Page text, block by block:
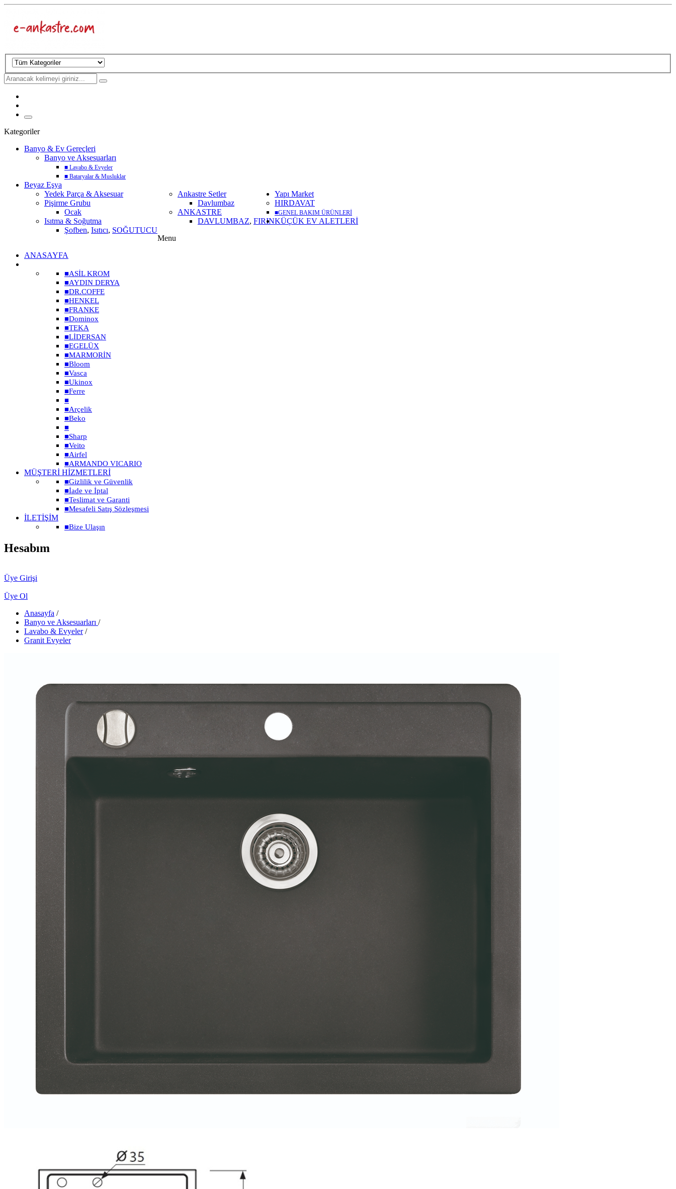
Kategoriler
Banyo & Ev Gereçleri
Banyo ve Aksesuarları
■ Lavabo & Evyeler
■ Bataryalar & Musluklar
Beyaz Eşya
Yedek Parça & Aksesuar
Pişirme Grubu
Ocak
Isıtma & Soğutma
Şofben, Isıtıcı, SOĞUTUCU
Ankastre Setler
Davlumbaz
ANKASTRE
DAVLUMBAZ, FIRIN
Yapı Market
HIRDAVAT
■GENEL BAKIM ÜRÜNLERİ
KÜÇÜK EV ALETLERİ
Menu
ANASAYFA
■ASİL KROM
■AYDIN DERYA
■DR.COFFE
■HENKEL
■FRANKE
■Dominox
■TEKA
■LİDERSAN
■EGELÜX
■MARMORİN
■Bloom
■Vasca
■Ukinox
■Ferre
■
■Arçelik
■Beko
■
■Sharp
■Veito
■Airfel
■ARMANDO VICARIO
MÜŞTERİ HİZMETLERİ
■Gizlilik ve Güvenlik
■İade ve İptal
■Teslimat ve Garanti
■Mesafeli Satış Sözleşmesi
İLETİŞİM
■Bize Ulaşın
Hesabım
Üye Girişi
Üye Ol
Anasayfa /
Banyo ve Aksesuarları /
Lavabo & Evyeler/
Granit Evyeler